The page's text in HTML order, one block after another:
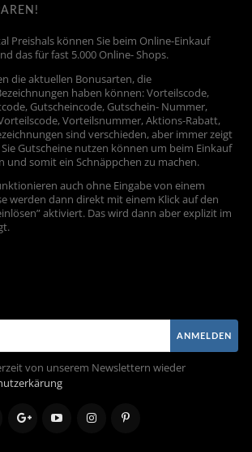
Preishals können Sie beim Online-Einkauf
das für fast 5.000 Online- Shops.
die aktuellen Bonusarten, die
haben können: Vorteilscode,
Gutscheincode, Gutschein- Nummer,
Vorteilsnummer, Aktions-Rabatt,
sind verschieden, aber immer zeigt
Gutscheine nutzen können um beim Einkauf
und somit ein Schnäppchen zu machen.
auch ohne Eingabe von einem
werden dann direkt mit einem Klick auf den
aktiviert. Das wird dann aber explizit im
ANMELDEN
von unserem Newslettern wieder